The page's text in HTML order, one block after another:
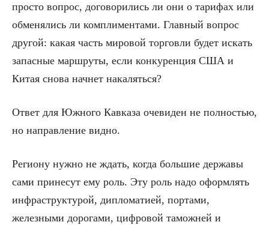
просто вопрос, договорились ли они о тарифах или
обменялись ли комплиментами. Главный вопрос
другой: какая часть мировой торговли будет искать
запасные маршруты, если конкуренция США и
Китая снова начнет накаляться?
Ответ для Южного Кавказа очевиден не полностью,
но направление видно.
Региону нужно не ждать, когда большие державы
сами принесут ему роль. Эту роль надо оформлять
инфраструктурой, дипломатией, портами,
железными дорогами, цифровой таможней и